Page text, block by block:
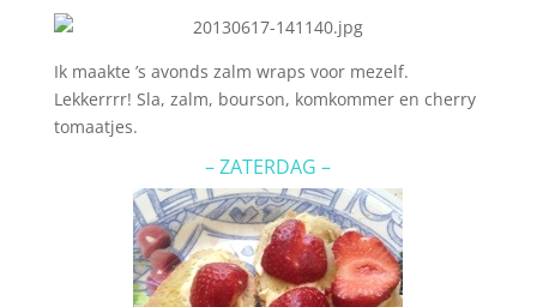
Ik maakte ’s avonds zalm wraps voor mezelf.
Lekkerrrr! Sla, zalm, bourson, komkommer en cherry
tomaatjes.
– ZATERDAG –